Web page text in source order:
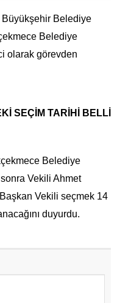
Büyükşehir Belediye
Belediye
olarak görevden
SEÇİM TARİHİ BELLİ
Belediye
Vekili Ahmet
Vekili seçmek 14
duyurdu.